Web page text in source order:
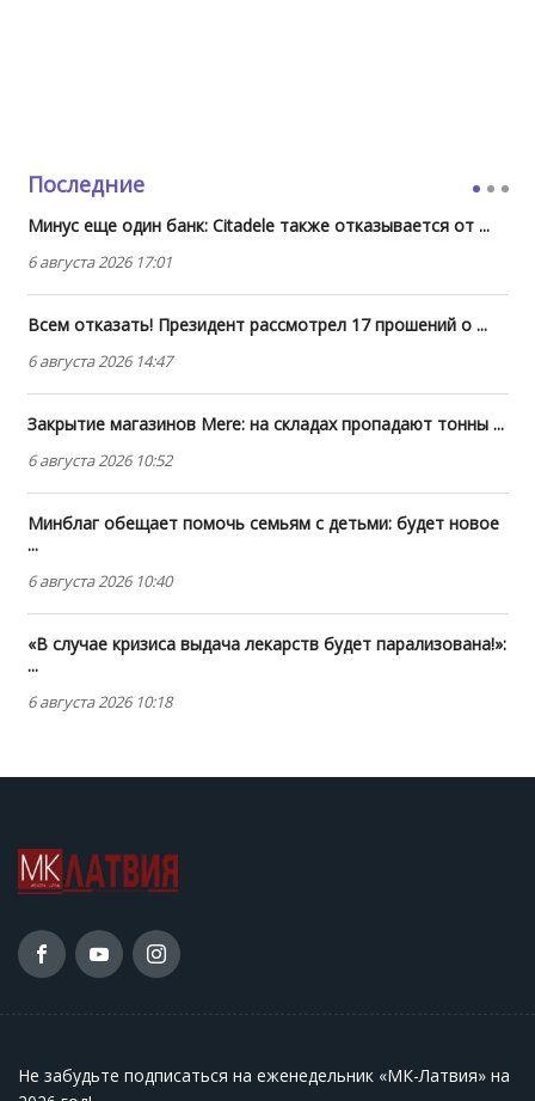
Последние
Минус еще один банк: Citadele также отказывается от ...
6 августа 2026 17:01
Всем отказать! Президент рассмотрел 17 прошений о ...
6 августа 2026 14:47
Закрытие магазинов Mere: на складах пропадают тонны ...
6 августа 2026 10:52
Минблаг обещает помочь семьям с детьми: будет новое
...
6 августа 2026 10:40
«В случае кризиса выдача лекарств будет парализована!»:
...
6 августа 2026 10:18
Не забудьте подписаться на еженедельник «МК-Латвия» на